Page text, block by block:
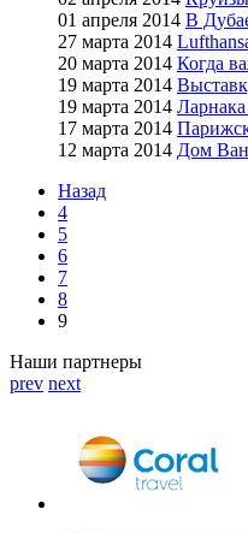
01 апреля 2014 В
27 марта 2014
20 марта 2014 Когда
19 марта 2014
19 марта 2014
17 марта 2014
12 марта 2014 Дом
Назад
4
5
6
7
8
9
Наши партнеры
prev next